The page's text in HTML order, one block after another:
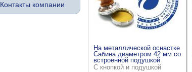
На металлической оснастке
Сабина диаметром 42 мм со
встроенной подушкой
С кнопкой и подушкой
Контакты компании